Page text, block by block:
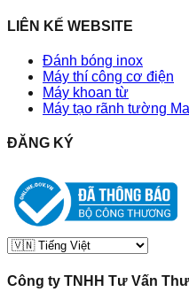
LIÊN KẾ WEBSITE
Đánh bóng inox
Máy thí công cơ điện
Máy khoan từ
Máy tạo rãnh tường
ĐĂNG KÝ
Công ty TNHH Tư Vấn